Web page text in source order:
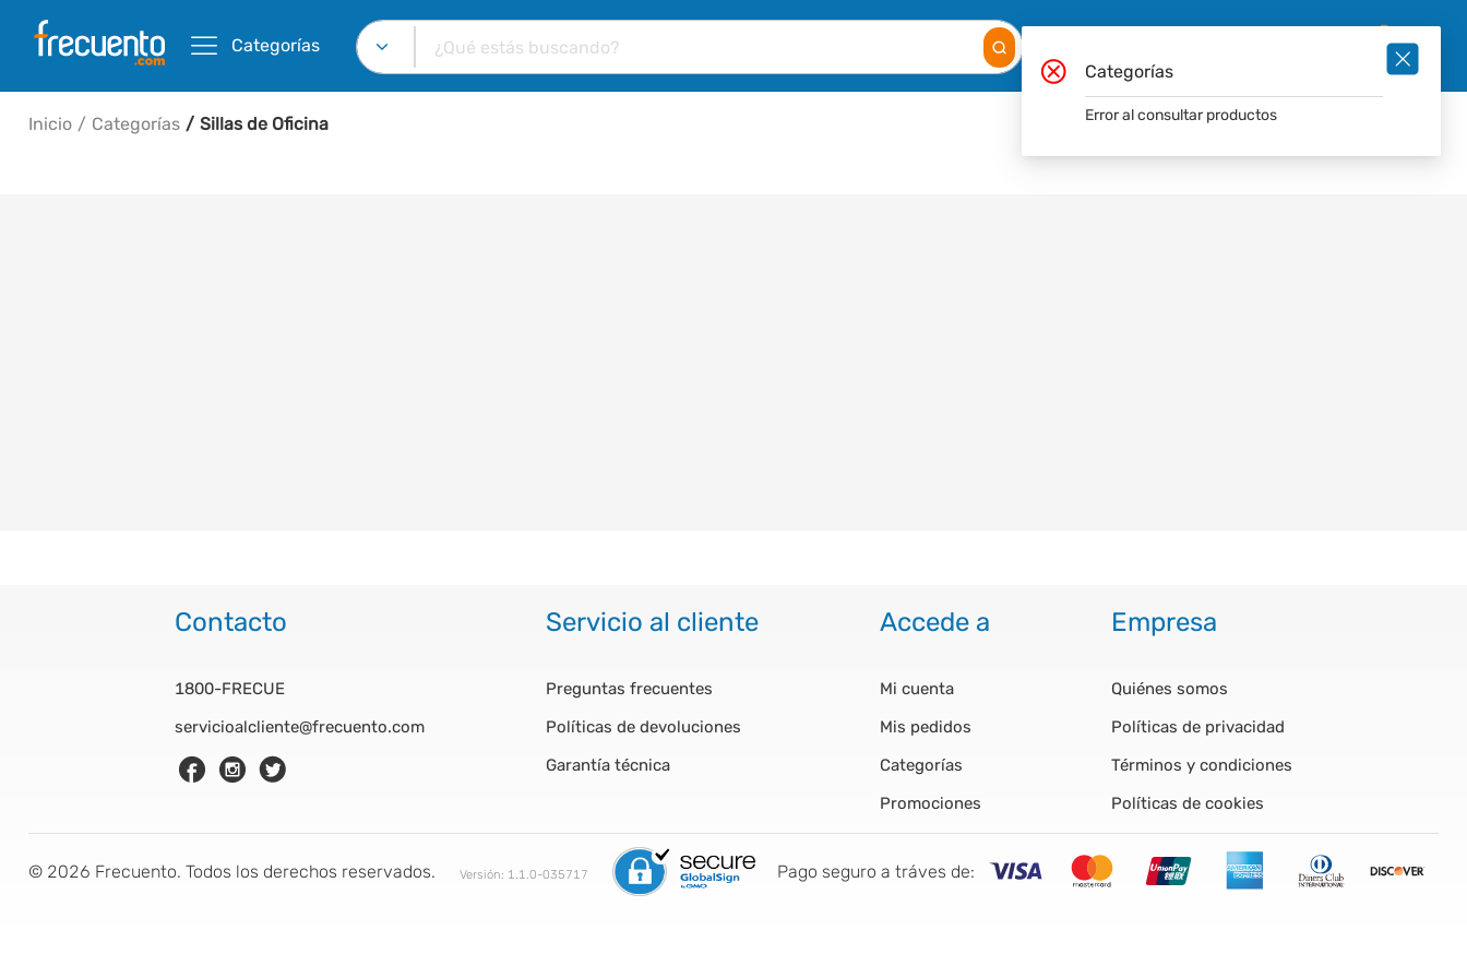
Categorías
Inicio Categorías Sillas de Oficina
Contacto
1800-FRECUE
servicioalcliente@frecuento.com
Servicio al cliente
Preguntas frecuentes
Políticas de devoluciones
Garantía técnica
Accede a
Mi cuenta
Mis pedidos
Categorías
Promociones
Empresa
Quiénes somos
Políticas de privacidad
Términos y condiciones
Políticas de cookies
© 2026 Frecuento. Todos los derechos reservados. Versión: 1.1.0-035717 Pago seguro a tráves de:
Categorías
Error al consultar productos